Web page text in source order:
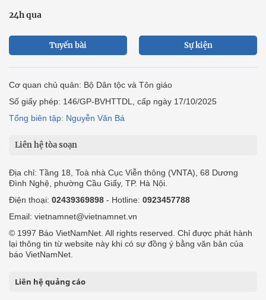
24h qua
Tuyến bài Sự kiện
Cơ quan chủ quản: Bộ Dân tộc và Tôn giáo
Số giấy phép: 146/GP-BVHTTDL, cấp ngày 17/10/2025
Tổng biên tập: Nguyễn Văn Bá
Liên hệ tòa soạn
Địa chỉ: Tầng 18, Toà nhà Cục Viễn thông (VNTA), 68 Dương
Đình Nghệ, phường Cầu Giấy, TP. Hà Nội.
Điện thoại: 02439369898 - Hotline: 0923457788
Email: vietnamnet@vietnamnet.vn
© 1997 Báo VietNamNet. All rights reserved. Chỉ được phát hành
lại thông tin từ website này khi có sự đồng ý bằng văn bản của
báo VietNamNet.
Liên hệ quảng cáo